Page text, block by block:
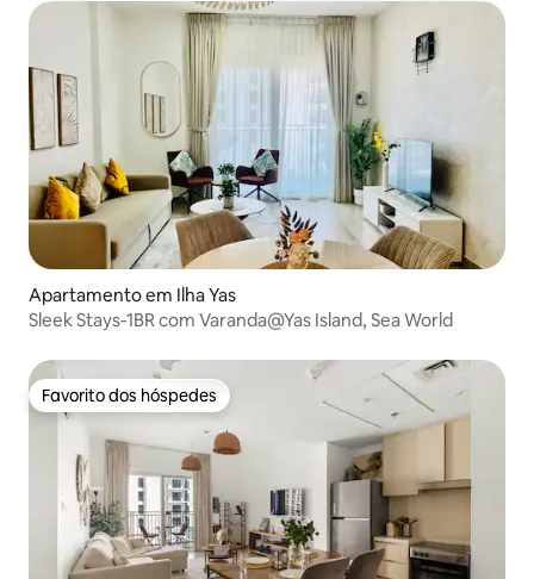
Apartamento em Ilha Yas
Sleek Stays-1BR com Varanda@Yas Island, Sea World
Favorito dos hóspedes
Favorito dos hóspedes